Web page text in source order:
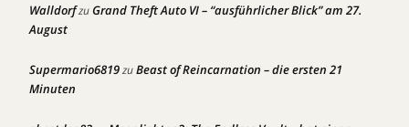
WalldorfzuGrand Theft Auto VI – “ausführlicher Blick” am 27.
August
Supermario6819zuBeast of Reincarnation – die ersten 21
Minuten